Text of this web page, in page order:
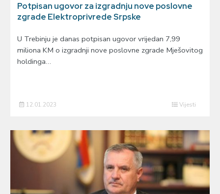
Potpisan ugovor za izgradnju nove poslovne
zgrade Elektroprivrede Srpske
U Trebinju je danas potpisan ugovor vrijedan 7,99
miliona KM o izgradnji nove poslovne zgrade Mješovitog
holdinga…
12.01.2023 Vijesti